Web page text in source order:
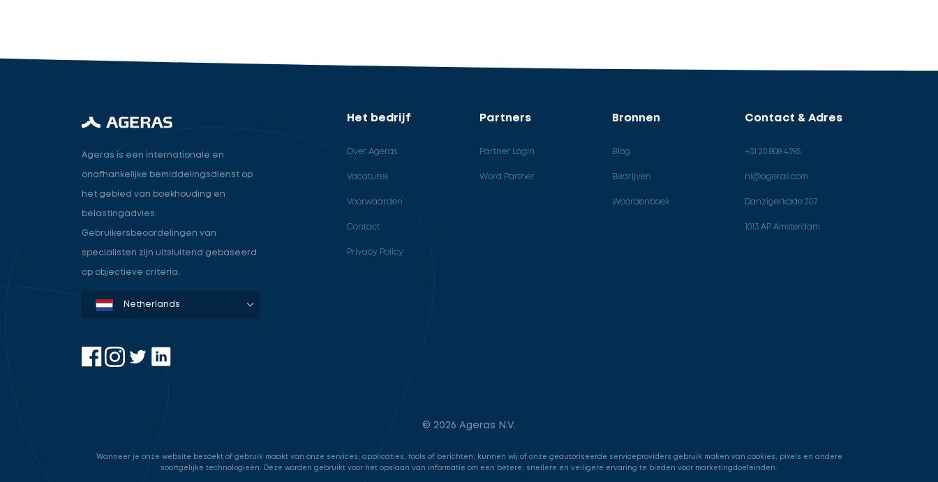
Ageras is een internationale en
onafhankelijke bemiddelingsdienst op
het gebied van boekhouding en
belastingadvies.
Gebruikersbeoordelingen van
specialisten zijn uitsluitend gebaseerd
op objectieve criteria.
Denmark
Sweden
Norway
Netherlands
Germany
USA
Het bedrijf
Over Ageras
Vacatures
Voorwaarden
Contact
Privacy Policy
Partners
Partner Login
Word Partner
Bronnen
Blog
Bedrijven
Woordenboek
Contact & Adres
+31 20 808 4395
nl@ageras.com
Danzigerkade 207
1013 AP Amsterdam
© 2026 Ageras N.V.
Wanneer je onze website bezoekt of gebruik maakt van onze services, applicaties, tools of berichten, kunnen wij of onze geautoriseerde serviceproviders gebruik maken van cookies, pixels en andere
soortgelijke technologieën. Deze worden gebruikt voor het opslaan van informatie om een betere, snellere en veiligere ervaring te bieden voor marketingdoeleinden.